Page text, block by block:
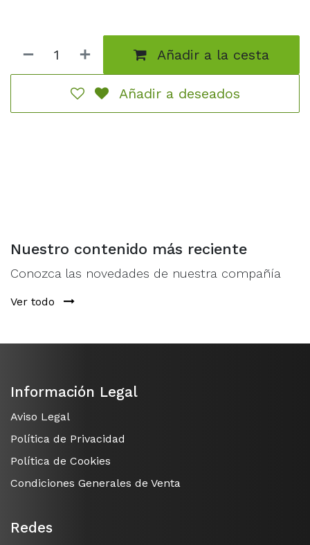
Añadir a la cesta
Añadir a deseados
Nuestro contenido más reciente
Conozca las novedades de nuestra compañía
Ver todo
Información Legal
Aviso Legal
Política de Privacidad
Política de Cookies
Condiciones Generales de Venta
Redes